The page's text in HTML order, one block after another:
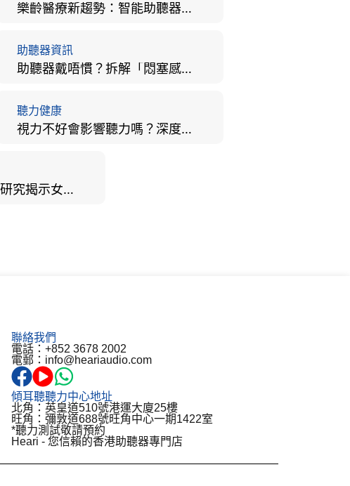
樂齡醫療新趨勢：智能助聽器結合 AI 眼底相機，如何全方位守護長者健康？
助聽器資訊
助聽器戴唔慣？拆解「悶塞感」成因、堵耳效應與 4 週適應期全攻略
聽力健康
視力不好會影響聽力嗎？深度拆解大腦「眼耳並用」的科學秘密
男女聽力大不同？研究揭示女性聽覺更靈敏！為何男性更易聽力損失？
聯絡我們
電話：+852 3678 2002
電郵：info@heariaudio.com
傾耳聽聽力中心地址
北角：英皇道510號港運大廈25樓
旺角：彌敦道688號旺角中心一期1422室
*聽力測試敬請預約
Heari - 您信賴的香港助聽器專門店